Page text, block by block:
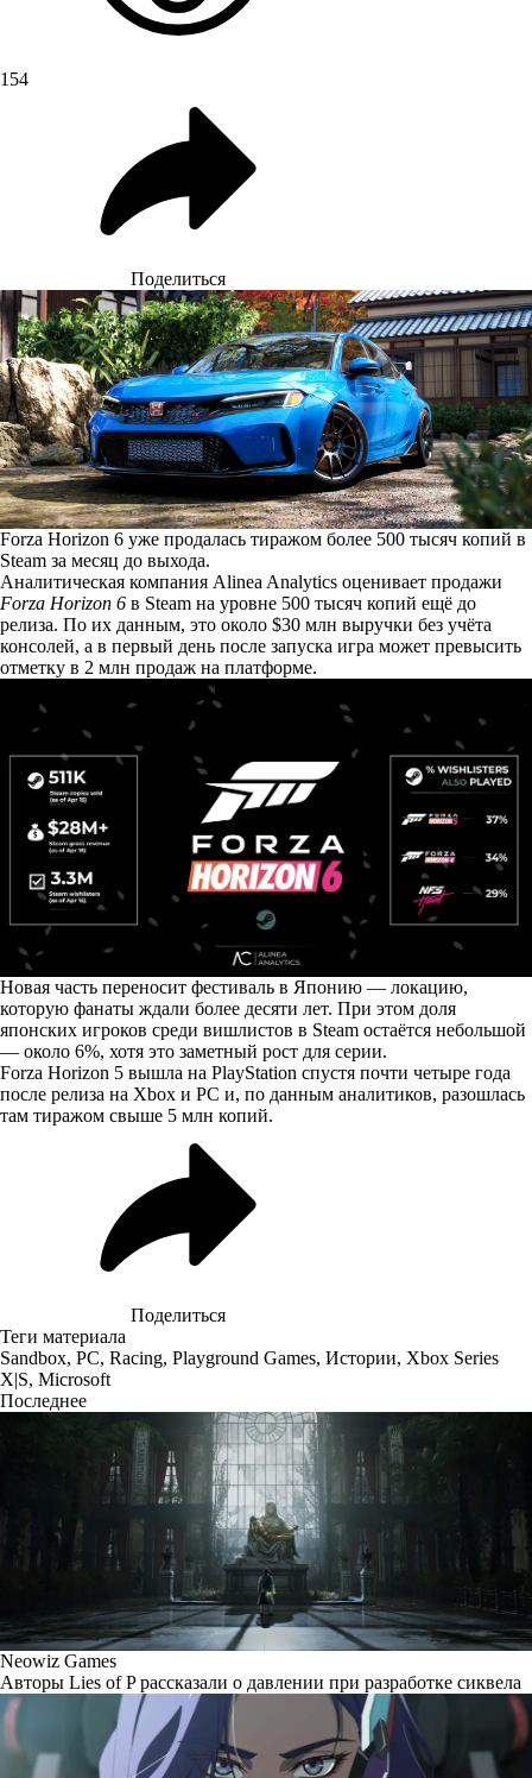
154
Поделиться
Forza Horizon 6 уже продалась тиражом более 500 тысяч копий в
Steam за месяц до выхода.
Аналитическая компания Alinea Analytics оценивает продажи
Forza Horizon 6 в Steam на уровне 500 тысяч копий ещё до
релиза. По их данным, это около $30 млн выручки без учёта
консолей, а в первый день после запуска игра может превысить
отметку в 2 млн продаж на платформе.
Новая часть переносит фестиваль в Японию — локацию,
которую фанаты ждали более десяти лет. При этом доля
японских игроков среди вишлистов в Steam остаётся небольшой
— около 6%, хотя это заметный рост для серии.
Forza Horizon 5 вышла на PlayStation спустя почти четыре года
после релиза на Xbox и PC и, по данным аналитиков, разошлась
там тиражом свыше 5 млн копий.
Поделиться
Теги материала
Sandbox, PC, Racing, Playground Games, Истории, Xbox Series
X|S, Microsoft
Последнее
Neowiz Games
Авторы Lies of P рассказали о давлении при разработке сиквела